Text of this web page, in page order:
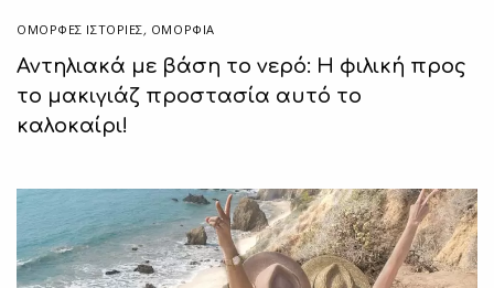
ΌΜΟΡΦΕΣ ΙΣΤΟΡΊΕΣ, ΟΜΟΡΦΙΑ
Αντηλιακά με βάση το νερό: Η φιλική προς
το μακιγιάζ προστασία αυτό το
καλοκαίρι!